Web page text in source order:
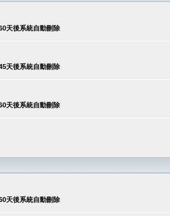
統自動刪除
統自動刪除
統自動刪除
統自動刪除